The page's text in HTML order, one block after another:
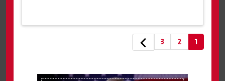
1
2
3